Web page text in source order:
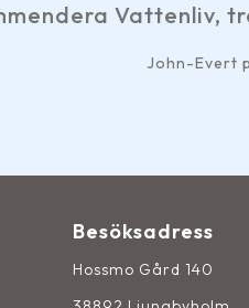
Vattenliv,
John-Evert på
Besöksadress
Hossmo Gård 140